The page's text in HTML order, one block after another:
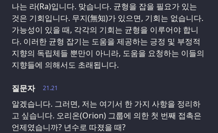
나는 라(Ra)입니다. 맞습니다. 균형을 잡을 필요가 있는
것은 기회입니다. 무지(無知)가 있으면, 기회는 없습니다.
가능성이 있을 때, 각각의 기회는 균형을 이루어야 합니
다. 이러한 균형 잡기는 도움을 제공하는 긍정 및 부정적
지향의 독립체들 뿐만이 아니라, 도움을 요청하는 이들의
지향들에 의해서도 초래됩니다.
21.21
질문자
알겠습니다. 그러면, 저는 여기서 한 가지 사항을 정리하
고 싶습니다. 오리온(Orion) 그룹에 의한 첫 번째 접촉은
언제였습니까? 년수로 따졌을 때?